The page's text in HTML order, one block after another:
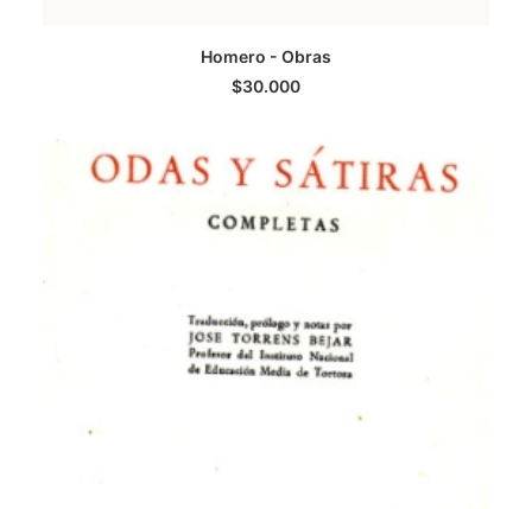
LEER MÁS
Homero - Obras
$30.000